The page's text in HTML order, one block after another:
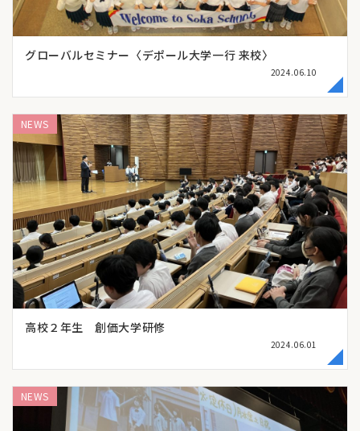
グローバルセミナー〈デポール大学一行 来校〉
2024.06.10
高校２年生 創価大学研修
2024.06.01
NEWS
NEWS